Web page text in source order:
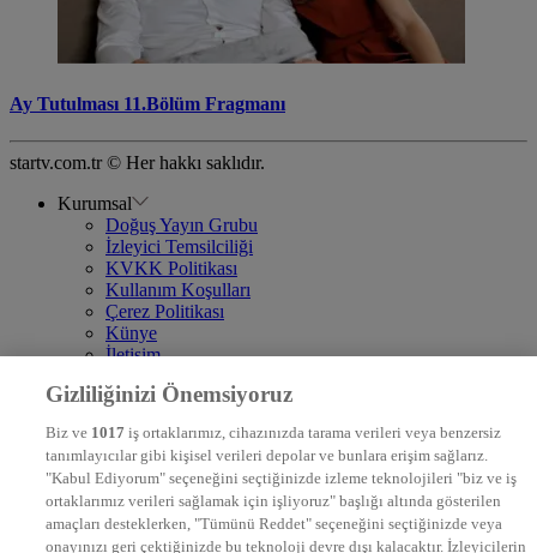
Ay Tutulması 11.Bölüm Fragmanı
startv.com.tr © Her hakkı saklıdır.
Kurumsal
Doğuş Yayın Grubu
İzleyici Temsilciliği
KVKK Politikası
Kullanım Koşulları
Çerez Politikası
Künye
İletişim
DYG Televizyonlar
STAR
EURO STAR
KRAL POP TV
DYG Radyolar
NTV RADYO
Gizliliğinizi Önemsiyoruz
Biz ve 1017 iş ortaklarımız, cihazınızda tarama verileri veya benzersiz
tanımlayıcılar gibi kişisel verileri depolar ve bunlara erişim sağlarız.
"Kabul Ediyorum" seçeneğini seçtiğinizde izleme teknolojileri "biz ve iş
ortaklarımız verileri sağlamak için işliyoruz" başlığı altında gösterilen
amaçları desteklerken, "Tümünü Reddet" seçeneğini seçtiğinizde veya
onayınızı geri çektiğinizde bu teknoloji devre dışı kalacaktır. İzleyicilerin